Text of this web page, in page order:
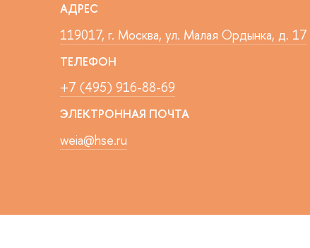
АДРЕС
119017, г. Москва, ул. Малая Ордынка, д. 17
ТЕЛЕФОН
+7 (495) 916-88-69
ЭЛЕКТРОННАЯ ПОЧТА
weia@hse.ru